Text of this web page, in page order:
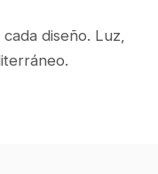
diseño. Luz,